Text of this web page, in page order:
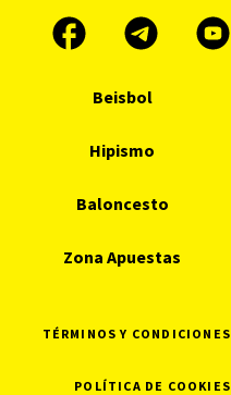
Beisbol
Hipismo
Baloncesto
Zona Apuestas
TÉRMINOS Y CONDICIONES
POLÍTICA DE COOKIES